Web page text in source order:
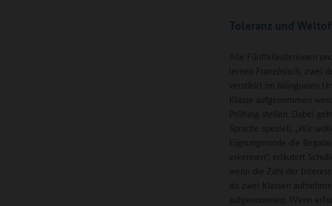
Toleranz und
Alle Fünftklässlerinnen
lernen Französisch, zwei
verstärkt im bilingualen
Klasse aufgenommen
Prüfung stellen. Dabei
Sprache speziell. „Wir
Eignungsrunde die
erkennen“, erläutert
wenn die Zahl der
als zwei Klassen
aufgenommen. Wenn